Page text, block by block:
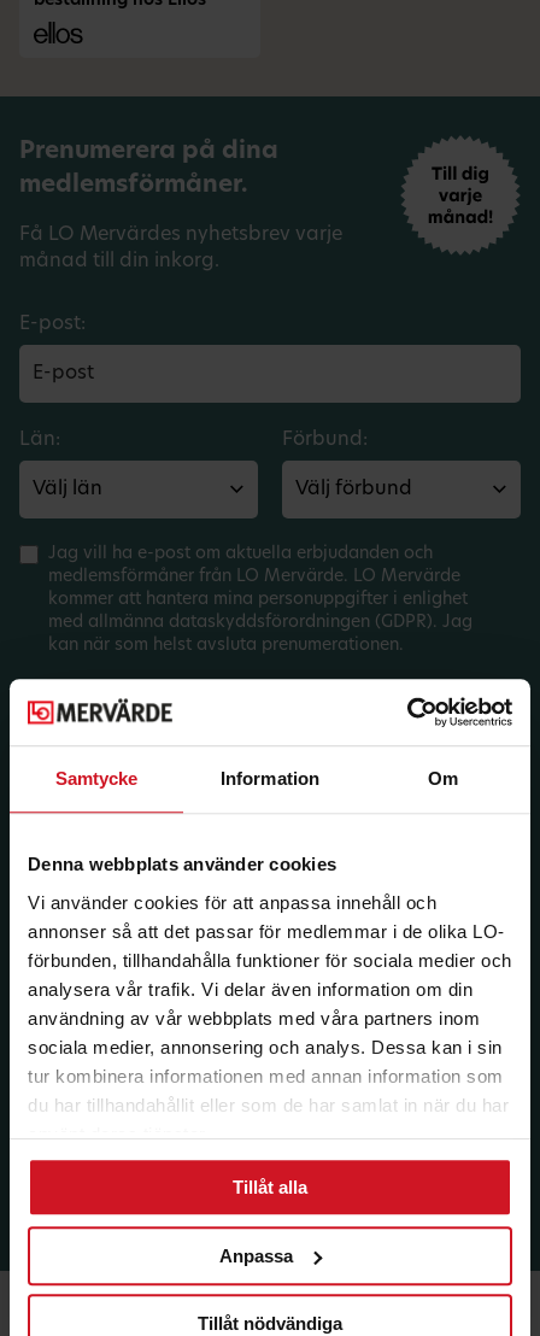
Samtycke Information Om
Denna webbplats använder cookies
Vi använder cookies för att anpassa innehåll och
annonser så att det passar för medlemmar i de olika LO-
förbunden, tillhandahålla funktioner för sociala medier och
analysera vår trafik. Vi delar även information om din
användning av vår webbplats med våra partners inom
sociala medier, annonsering och analys. Dessa kan i sin
tur kombinera informationen med annan information som
du har tillhandahållit eller som de har samlat in när du har
använt deras tjänster.
Tillåt alla
Anpassa
Tillåt nödvändiga
Prenumerera på dina
medlemsförmåner.
Få LO Mervärdes nyhetsbrev varje
månad till din inkorg.
E-post:
Län: Förbund:
Jag vill ha e-post om aktuella erbjudanden och
medlemsförmåner från LO Mervärde. LO Mervärde
kommer att hantera mina personuppgifter i enlighet
med allmänna dataskyddsförordningen (GDPR). Jag
kan när som helst avsluta prenumerationen.